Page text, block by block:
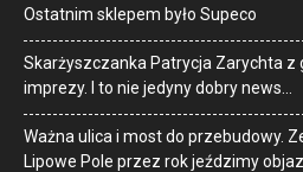
Ostatnim sklepem było Supeco
Skarżyszczanka Patrycja Zarychta z
imprezy. I to nie jedyny dobry news…
Ważna ulica i most do przebudowy.
Lipowe Pole przez rok jeździmy